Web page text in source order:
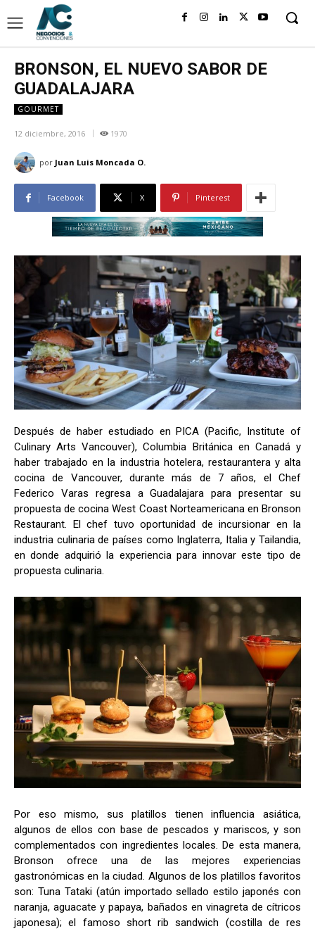
BRONSON, EL NUEVO SABOR DE
GUADALAJARA
GOURMET
12 diciembre, 2016 1970
por Juan Luis Moncada O.
Facebook X Pinterest
Después de haber estudiado en PICA (Pacific, Institute of
Culinary Arts Vancouver), Columbia Británica en Canadá y
haber trabajado en la industria hotelera, restaurantera y alta
cocina de Vancouver, durante más de 7 años, el Chef
Federico Varas regresa a Guadalajara para presentar su
propuesta de cocina West Coast Norteamericana en Bronson
Restaurant. El chef tuvo oportunidad de incursionar en la
industria culinaria de países como Inglaterra, Italia y Tailandia,
en donde adquirió la experiencia para innovar este tipo de
propuesta culinaria.
Por eso mismo, sus platillos tienen influencia asiática,
algunos de ellos con base de pescados y mariscos, y son
complementados con ingredientes locales. De esta manera,
Bronson ofrece una de las mejores experiencias
gastronómicas en la ciudad. Algunos de los platillos favoritos
son: Tuna Tataki (atún importado sellado estilo japonés con
naranja, aguacate y papaya, bañados en vinagreta de cítricos
japonesa); el famoso short rib sandwich (costilla de res